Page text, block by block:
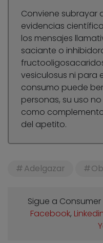
Conviene subrayar
evidencias
los mensajes
saciante o
vesiculosus ni para
consumo puede
personas, su uso
como
del apetito.
Adelgazar
Sigue a Consumer
Facebook,